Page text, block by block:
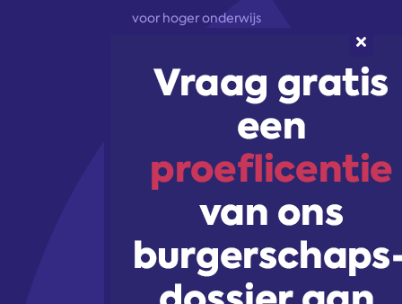
voor hoger onderwijs
marketingoplossingen
Volg ons!